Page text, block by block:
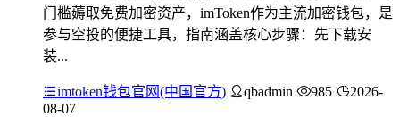
门槛薅取免费加密资产，imToken作为主流加密钱包，是
参与空投的便捷工具，指南涵盖核心步骤：先下载安
装...
imtoken钱包官网(中国官方) qbadmin 985
2026-
08-07